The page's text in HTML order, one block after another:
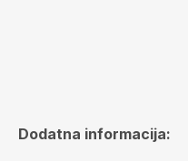
Dodatna informacija: